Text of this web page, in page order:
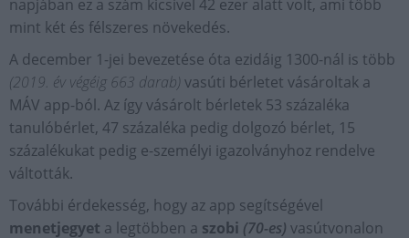
napjában ez a szám kicsivel 42 ezer alatt volt, ami több
mint két és félszeres növekedés.
A december 1-jei bevezetése óta ezidáig 1300-nál is több
(2019. év végéig 663 darab) vasúti bérletet vásároltak a
MÁV app-ból. Az így vásárolt bérletek 53 százaléka
tanulóbérlet, 47 százaléka pedig dolgozó bérlet, 15
százalékukat pedig e-személyi igazolványhoz rendelve
váltották.
További érdekesség, hogy az app segítségével
menetjegyet a legtöbben a szobi (70-es) vasútvonalon